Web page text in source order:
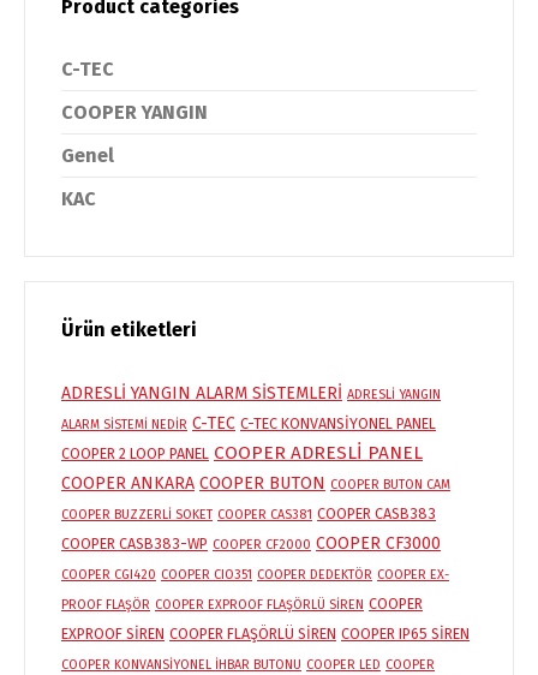
Product categories
C-TEC
COOPER YANGIN
Genel
KAC
Ürün etiketleri
ADRESLİ YANGIN ALARM SİSTEMLERİ ADRESLİ YANGIN
ALARM SİSTEMİ NEDİR C-TEC C-TEC KONVANSİYONEL PANEL
COOPER 2 LOOP PANEL COOPER ADRESLİ PANEL
COOPER ANKARA COOPER BUTON COOPER BUTON CAM
COOPER BUZZERLİ SOKET COOPER CAS381 COOPER CASB383
COOPER CASB383-WP COOPER CF2000 COOPER CF3000
COOPER CGI420 COOPER CIO351 COOPER DEDEKTÖR COOPER EX-
PROOF FLAŞÖR COOPER EXPROOF FLAŞÖRLÜ SİREN COOPER
EXPROOF SİREN COOPER FLAŞÖRLÜ SİREN COOPER IP65 SİREN
COOPER KONVANSİYONEL İHBAR BUTONU COOPER LED COOPER